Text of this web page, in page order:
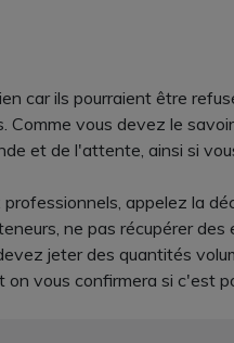
car ils pourraient être
vous devez le
et de l'attente, ainsi si
appelez la
ne pas récupérer
jeter des quantités
vous confirmera si c'est